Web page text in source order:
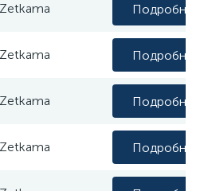
Zetkama Подробнее
Zetkama Подробнее
Zetkama Подробнее
Zetkama Подробнее